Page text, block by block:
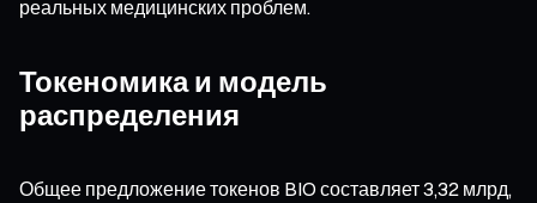
реальных медицинских проблем.
Токеномика и модель
распределения
Общее предложение токенов BIO составляет 3,32 млрд,